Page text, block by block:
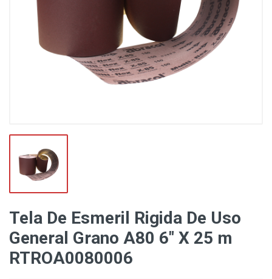
Tela De Esmeril Rigida De Uso
General Grano A80 6" X 25 m
RTROA0080006